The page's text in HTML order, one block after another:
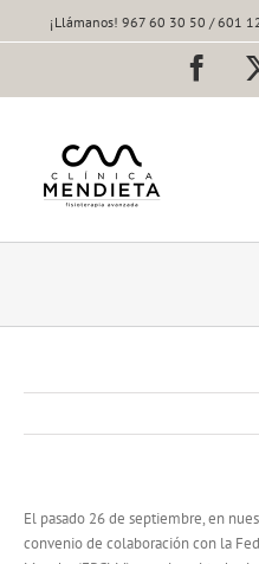
¡Llámanos! 967 60 30 50 / 601
El pasado 26 de septiembre, en
convenio de colaboración con la